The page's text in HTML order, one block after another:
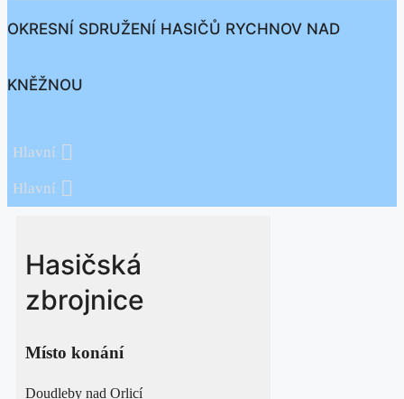
OKRESNÍ SDRUŽENÍ HASIČŮ RYCHNOV NAD
KNĚŽNOU
Hlavní
Hlavní
Hasičská
zbrojnice
Místo konání
Doudleby nad Orlicí